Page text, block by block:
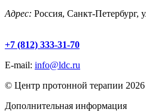
Адрес: Россия, Санкт-Петербург,
+7 (812) 333-31-70
E-mail: info@ldc.ru
© Центр протонной терапии 2026
Дополнительная информация